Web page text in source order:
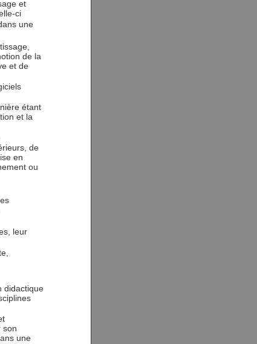
et
ci
une
de la
et de
étant
et la
de
en
ou
leur
didactique
son
une